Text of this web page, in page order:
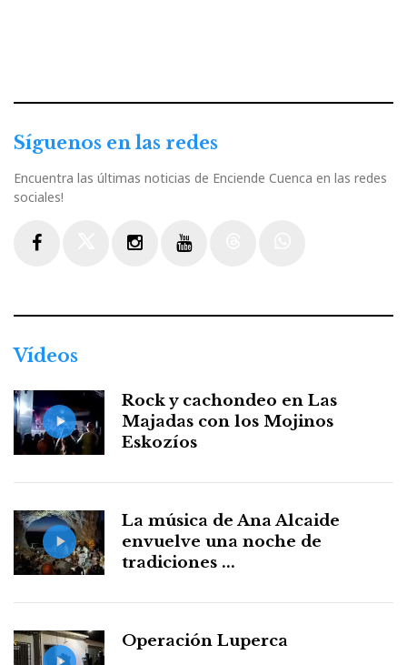
Síguenos en las redes
Encuentra las últimas noticias de Enciende Cuenca en las redes
sociales!
Vídeos
Rock y cachondeo en Las
Majadas con los Mojinos
Eskozíos
La música de Ana Alcaide
envuelve una noche de
tradiciones ...
Operación Luperca